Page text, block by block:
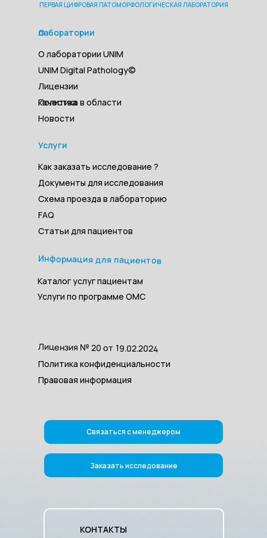
КОНТАКТЫ
О лаборатории
Услуги
Информация для пациентов
О лаборатории UNIM
UNIM Digital Pathology©
Политика в области качества
Новости
Лицензии
Как заказать исследование ?
Документы для исследования
Схема проезда в лабораторию
Статьи для пациентов
FAQ
Каталог услуг пациентам
Услуги по программе ОМС
Лицензия № 20 от 19.02.2024
Правовая информация
Политика конфиденциальности
ПЕРВАЯ ЦИФРОВАЯ ПАТОМОРФОЛОГИЧЕСКАЯ ЛАБОРАТОРИЯ
Связаться с менеджером
Заказать исследование